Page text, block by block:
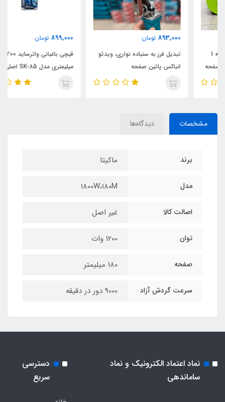
تومان
تبدیل فرز به سنباده نواری، ویدئو
انباکس پائین صفحه
تومان
قیچی باغبانی واترساید ۲۰۰
میلیمتری مدل SK-85 اصلی
مشخصات دیدگاه‌ها
برند ماکیتا
مدل 1800W،180M
اصالت کالا غیر اصل
توان 1200 وات
صفحه 180 میلیمتر
سرعت گردش آزاد 9000 دور در دقیقه
نماد اعتماد الکترونیک و نماد
ساماندهی
دسترسی
سریع